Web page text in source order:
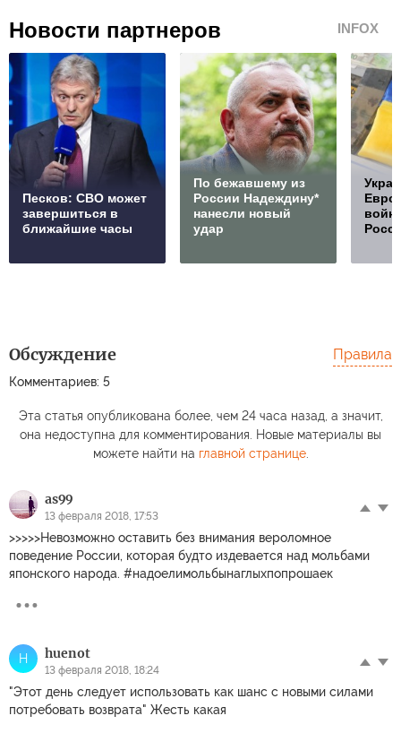
Новости партнеров INFOX
Песков: СВО может
завершиться в
ближайшие часы
По бежавшему из
России Надеждину*
нанесли новый
удар
Обсуждение
Комментариев: 5
Правила
Эта статья опубликована более, чем 24 часа назад, а значит,
она недоступна для комментирования. Новые материалы вы
можете найти на главной странице.
as99
13 февраля 2018, 17:53
>>>>>Невозможно оставить без внимания вероломное
поведение России, которая будто издевается над мольбами
японского народа. #надоелимольбынаглыхпопрошаек
H huenot
13 февраля 2018, 18:24
"Этот день следует использовать как шанс с новыми силами
потребовать возврата" Жесть какая